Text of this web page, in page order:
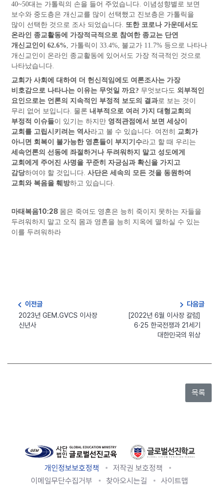
40~50대는 가톨릭의 손을 들어 주었습니다. 이념성향별로 보면
보수와 중도층은 개신교를 많이 선택했고 진보층은 가톨릭을
많이 선택한 것으로 조사 되었습니다. 또한 코로나 가운데서도
온라인 종교활동에 가장적극적으로 참여한 종교는 단연
개신교인이 62.6%, 가톨릭이 33.4%, 불교가 11.7% 등으로 나타나
개신교인이 온라인 종교활동에 있어서도 가장 적극적인 것으로
나타났습니다.
교회가 사회에 대하여 더 헌신적임에도 여론조사는 가장
비호감으로 나타나는 이유는 무엇일 까요? 무엇보다도 외부적인
요인으로는 언론의 지속적인 부정적 보도의 결과로 보는 것이
무리 없어 보입니다. 물론 내부적으로 여러 가지 대형교회의
부정적 이슈들이 있기는 하지만 영적관점에서 보면 세상이
교회를 고립시키려는 역사라고 볼 수 있습니다. 여전히 교회가
아니면 회복이 불가능한 영혼들이 부지기수라고 할 때 우리는
세속언론의 선동에 좌절하거나 두려워하지 말고 성도에게
교회에게 주어진 사명을 꾸준히 자긍심과 확신을 가지고
감당하여야 할 것입니다. 사단은 세속의 모든 것을 동원하여
교회와 복음을 훼방하고 있습니다.
마태복음10:28 몸은 죽여도 영혼은 능히 죽이지 못하는 자들을
두려워하지 말고 오직 몸과 영혼을 능히 지옥에 멸하실 수 있는
이를 두려워하라
navigate_before 이전글
2023년 GEM.GVCS 이사장
신년사
navigate_next 다음글
[2022년 6월 이사장 칼럼]
6·25 한국전쟁과 21세기
대한민국의 위상
개인정보보호정책
저작권 보호정책
이메일무단수집거부
찾아오시는길 사이트맵